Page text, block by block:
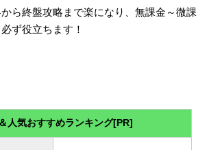
ら終盤攻略まで楽になり、無課金～微課
ず役立ちます！
人気おすすめランキング[PR]